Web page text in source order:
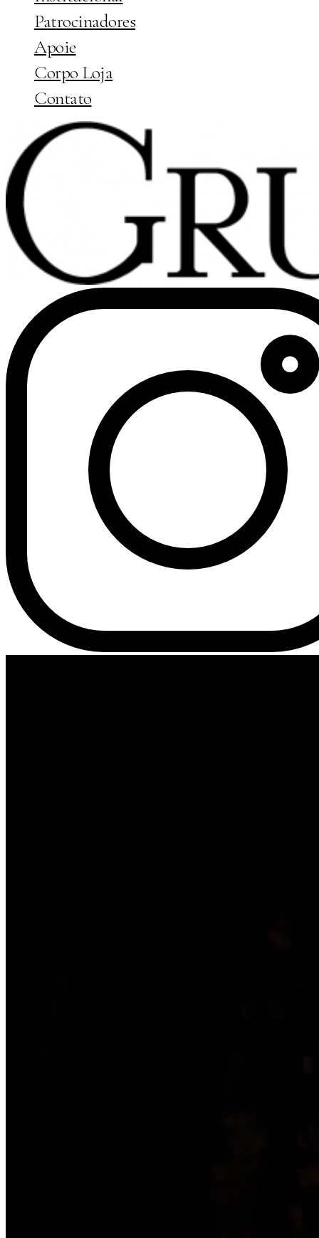
Patrocinadores
Apoie
Corpo Loja
Contato